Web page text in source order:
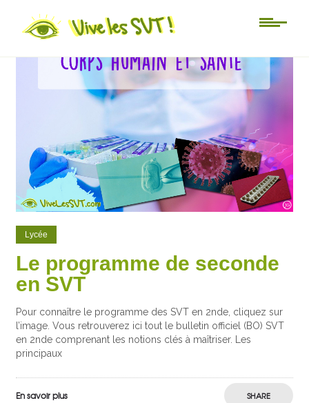
Lycée
Le programme de seconde
en SVT
Pour connaître le programme des SVT en 2nde, cliquez sur
l’image. Vous retrouverez ici tout le bulletin officiel (BO) SVT
en 2nde comprenant les notions clés à maîtriser. Les
principaux
En savoir plus SHARE